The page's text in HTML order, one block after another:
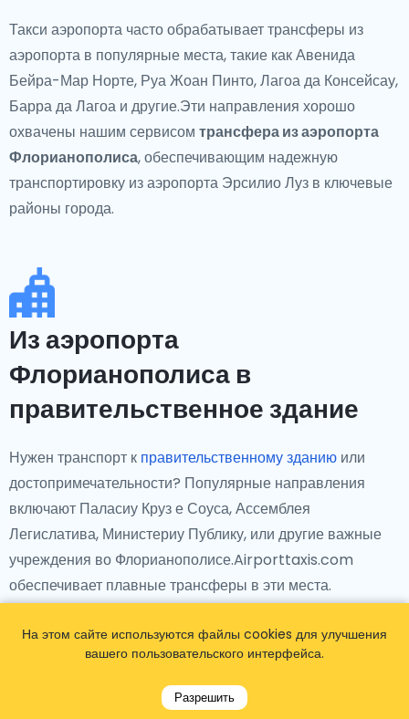
Такси аэропорта часто обрабатывает трансферы из
аэропорта в популярные места, такие как Авенида
Бейра-Мар Норте, Руа Жоан Пинто, Лагоа да Консейсау,
Барра да Лагоа и другие.Эти направления хорошо
охвачены нашим сервисом трансфера из аэропорта
Флорианополиса, обеспечивающим надежную
транспортировку из аэропорта Эрсилио Луз в ключевые
районы города.
Из аэропорта
Флорианополиса в
правительственное здание
Нужен транспорт к правительственному зданию или
достопримечательности? Популярные направления
включают Паласиу Круз е Соуса, Ассемблея
Легислатива, Министериу Публику, или другие важные
учреждения во Флорианополисе.Airporttaxis.com
обеспечивает плавные трансферы в эти места.
На этом сайте используются файлы cookies для улучшения
вашего пользовательского интерфейса.
Разрешить